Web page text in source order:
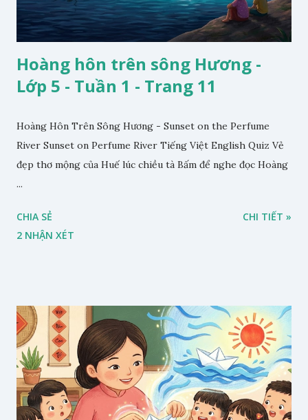
Hoàng hôn trên sông Hương -
Lớp 5 - Tuần 1 - Trang 11
Hoàng Hôn Trên Sông Hương - Sunset on the Perfume
River Sunset on Perfume River Tiếng Việt English Quiz Vẻ
đẹp thơ mộng của Huế lúc chiều tà Bấm để nghe đọc Hoàng
...
CHIA SẺ
2 NHẬN XÉT
CHI TIẾT »